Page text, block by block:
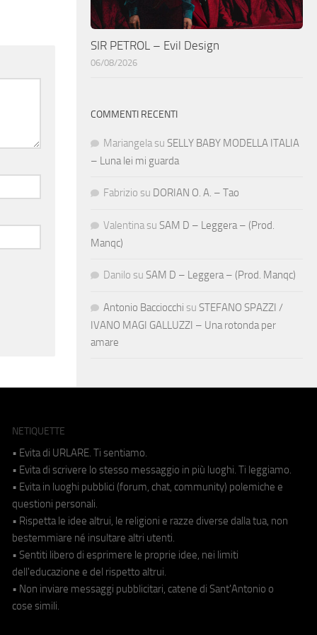
SIR PETROL – Evil Design
06/08/2026
COMMENTI RECENTI
Mariangela su SELLY BABY MODELLA ITALIA
– Luna lei mi guarda
Fabrizio su DORIAN O. A. – Tao
Valentina su SAM D – Leggera – (Prod.
Manqc)
Danilo su SAM D – Leggera – (Prod. Manqc)
Antonio Bacciocchi su STEFANO SPAZZI /
IVANO MAGI GALLUZZI – Una rotonda per
amare
NETIQUETTE
• Evita di URLARE. Ti sentiamo.
• Evita di scrivere lo stesso messaggio in più luoghi. Ti leggiamo.
• Evita in luoghi pubblici (forum, chat, community) polemiche e
questioni personali.
• Rispetta le idee altrui, le religioni e razze diverse dalla tua, non
bestemmiare né insultare altri utenti.
• Sentiti libero di esprimere le proprie idee, nei limiti
dell'educazione e del rispetto altrui.
• Non inviare messaggi pubblicitari, catene di Sant'Antonio o
cose simili.